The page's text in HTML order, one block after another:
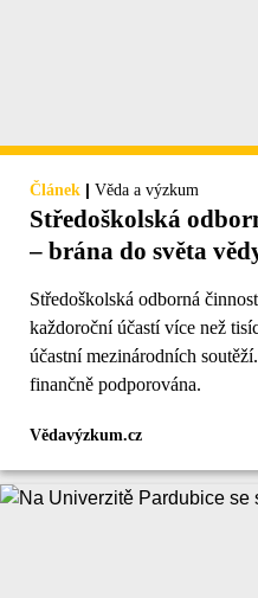
Článek | Věda a výzkum
Středoškolská
– brána do světa
Středoškolská odborná
každoroční účastí více než
účastní mezinárodních
finančně podporována.
Vědavýzkum.cz